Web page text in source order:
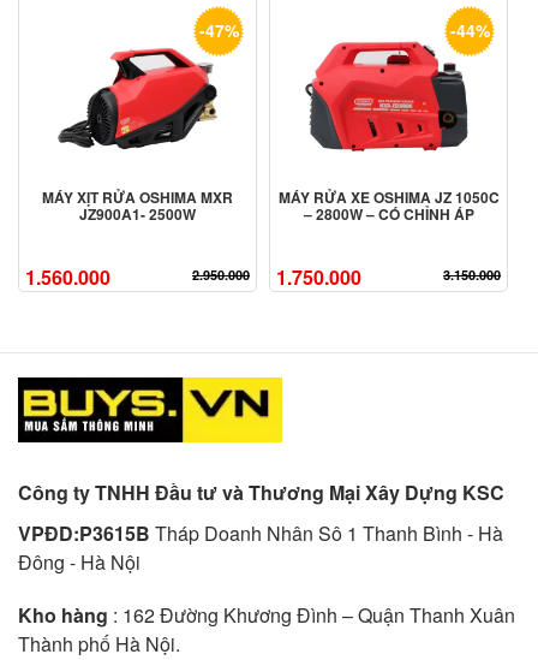
-47%
MÁY XỊT RỬA OSHIMA MXR
JZ900A1- 2500W
1.560.000 2.950.000
-44%
MÁY RỬA XE OSHIMA JZ 1050C
– 2800W – CÓ CHỈNH ÁP
1.750.000 3.150.000
Công ty TNHH Đầu tư và Thương Mại Xây Dựng KSC
VPĐD:P3615B Tháp Doanh Nhân Sô 1 Thanh Bình - Hà
Đông - Hà Nội
Kho hàng : 162 Đường Khương Đình – Quận Thanh Xuân
Thành phố Hà Nội.